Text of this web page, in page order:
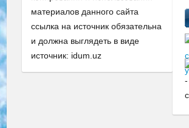
материалов данного сайта
ссылка на источник обязательна
и должна выглядеть в виде
источник: idum.uz